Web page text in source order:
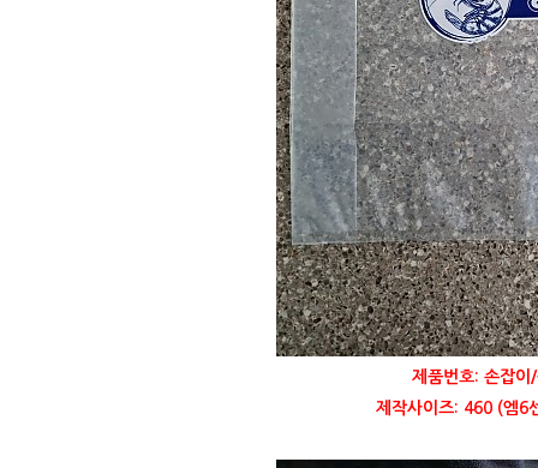
제품번호: 손잡이
제작사이즈: 460 (엠6